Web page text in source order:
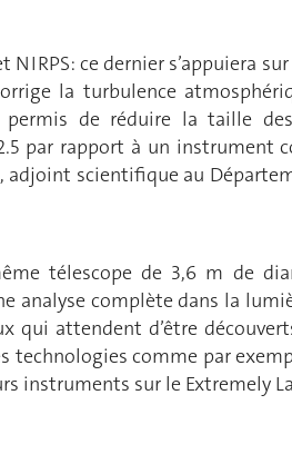
ce dernier s’appuiera
la turbulence
permis de réduire la taille
par rapport à un instrument
scientifique au
télescope de 3,6 m de
complète dans la
qui attendent d’être
technologies comme par
sur le Extremely